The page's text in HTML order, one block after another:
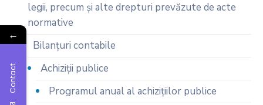
legii, precum şi alte drepturi prevăzute de acte
normative
Bilanţuri contabile
Achiziţii publice
Programul anual al achiziţiilor publice
←
Contact